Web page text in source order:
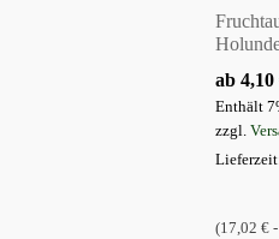
ab 4,10
Enthält
zzgl.
(17,02 €
Die
können
der